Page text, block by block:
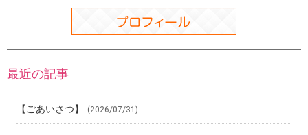
最近の記事
【ごあいさつ】 (2026/07/31)